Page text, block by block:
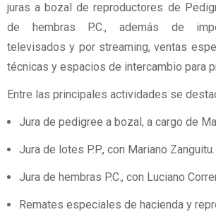
juras a bozal de reproductores de
de hembras P.C., además de
televisados y por streaming, ventas
técnicas y espacios de intercambio para
Entre las principales actividades se
Jura de pedigree a bozal, a cargo de
Jura de lotes P.P., con Mariano Zanguitu.
Jura de hembras P.C., con Luciano
Remates especiales de hacienda y